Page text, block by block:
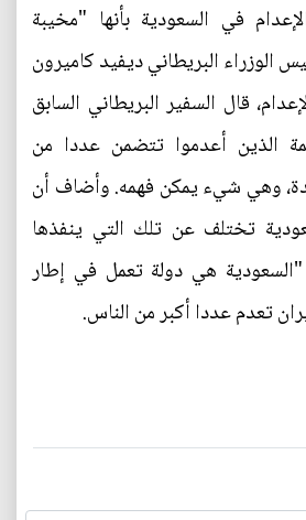
في السعودية بأنها "مخيبة
الوزراء البريطاني ديفيد كاميرون
قال السفير البريطاني السابق
الذين أعدموا تتضمن عددا من
وهي شيء يمكن فهمه. وأضاف أن
تختلف عن تلك التي ينفذها
هي دولة تعمل في إطار
تعدم عددا أكبر من الناس.